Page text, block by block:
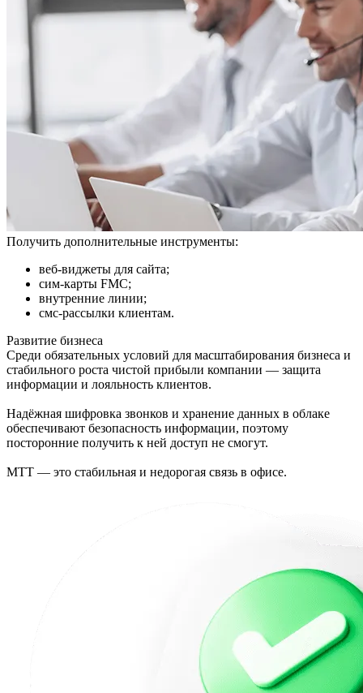
Получить дополнительные инструменты:
веб-виджеты для сайта;
сим-карты FMC;
внутренние линии;
смс-рассылки клиентам.
Развитие бизнеса
Среди обязательных условий для масштабирования бизнеса и
стабильного роста чистой прибыли компании — защита
информации и лояльность клиентов.
Надёжная шифровка звонков и хранение данных в облаке
обеспечивают безопасность информации, поэтому
посторонние получить к ней доступ не смогут.
МТТ — это стабильная и недорогая связь в офисе.